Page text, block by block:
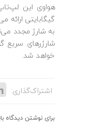
گیگابایتی
به شارژ مجدد
خواهد شد.
اشتراک‌گذاری:
برای نوشتن دیدگاه